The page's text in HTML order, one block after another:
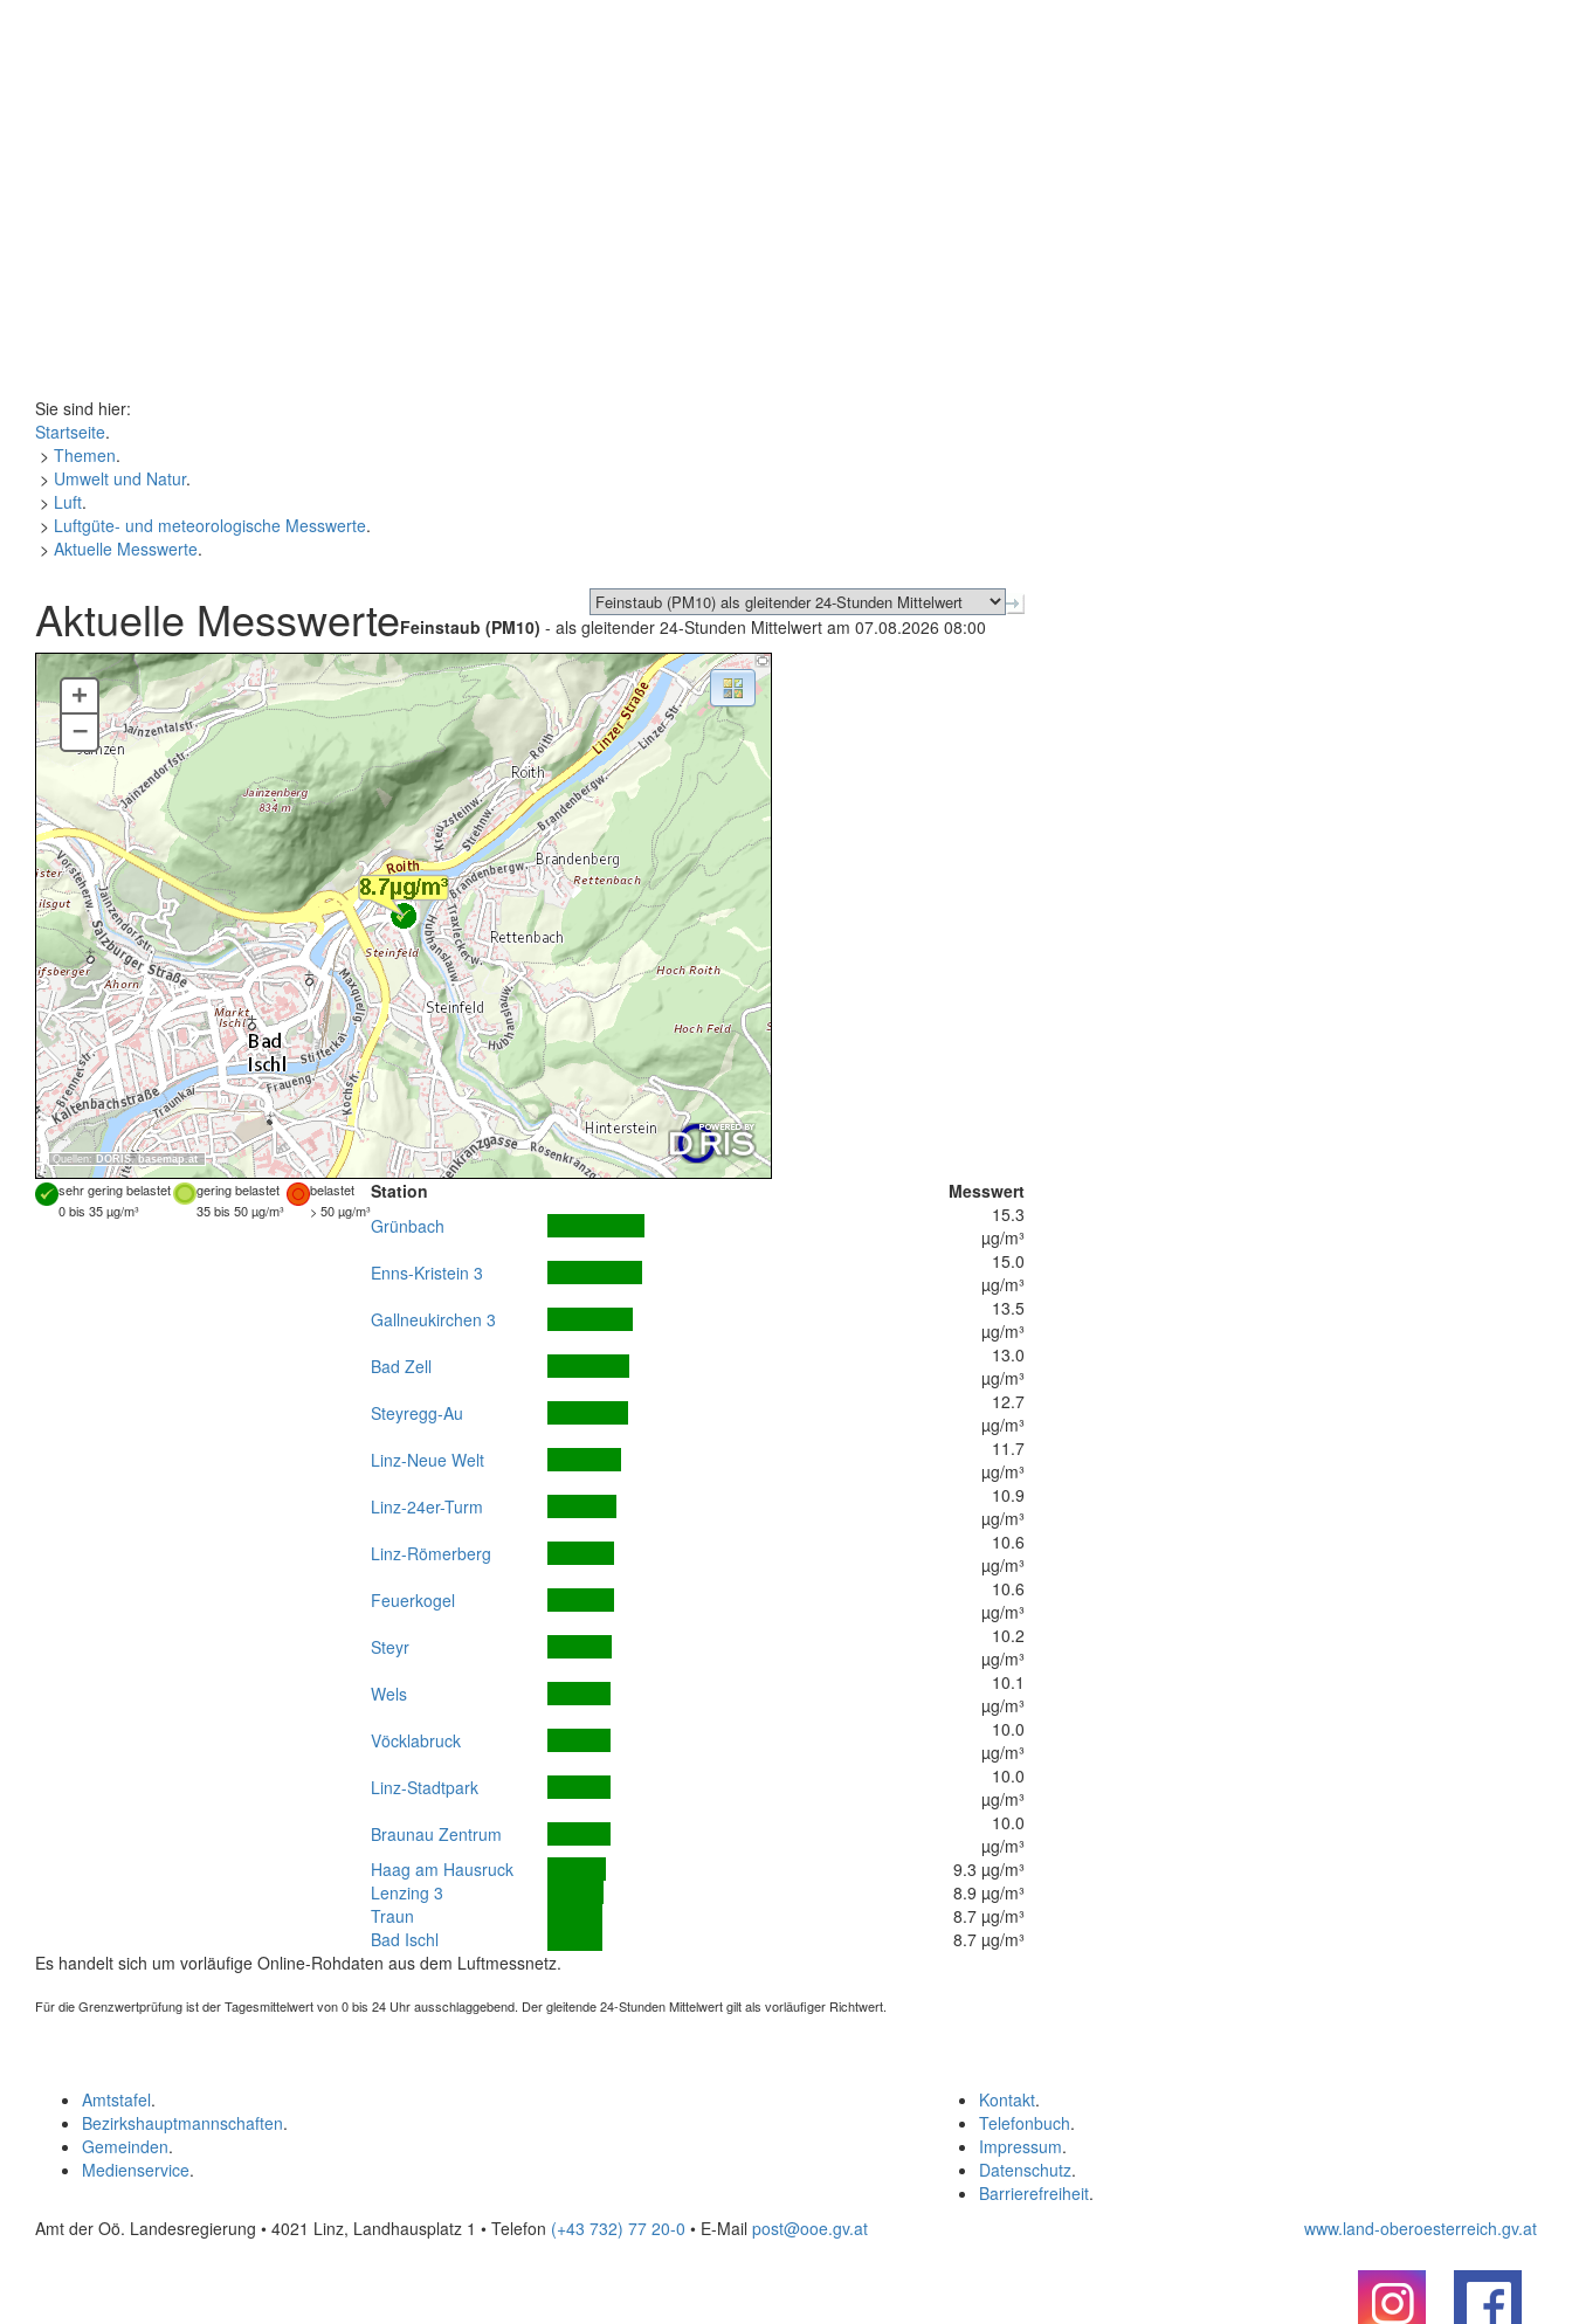
Sie sind hier:
Startseite.
> Themen.
> Umwelt und Natur.
> Luft.
> Luftgüte- und meteorologische Messwerte.
> Aktuelle Messwerte.
Aktuelle MesswerteFeinstaub (PM10) - als gleitender 24-Stunden Mittelwert am 07.08.2026 08:00
Quellen: DORIS, basemap.at
+
–
sehr gering belastet gering belastet
belastet
0 bis 35 µg/m³
35 bis 50 µg/m³ > 50 µg/m³
Station
Messwert
Grünbach
15.3
µg/m³
Enns-Kristein 3
15.0
µg/m³
Gallneukirchen 3
13.5
µg/m³
Bad Zell
13.0
µg/m³
Steyregg-Au
12.7
µg/m³
Linz-Neue Welt
11.7
µg/m³
Linz-24er-Turm
10.9
µg/m³
Linz-Römerberg
10.6
µg/m³
Feuerkogel
10.6
µg/m³
Steyr
10.2
µg/m³
Wels
10.1
µg/m³
Vöcklabruck
10.0
µg/m³
Linz-Stadtpark
10.0
µg/m³
Braunau Zentrum
10.0
µg/m³
Haag am Hausruck
9.3 µg/m³
Lenzing 3
8.9 µg/m³
Traun
8.7 µg/m³
Bad Ischl
8.7 µg/m³
Es handelt sich um vorläufige Online-Rohdaten aus dem Luftmessnetz.
Für die Grenzwertprüfung ist der Tagesmittelwert von 0 bis 24 Uhr ausschlaggebend. Der gleitende 24-Stunden Mittelwert gilt als vorläufiger Richtwert.
Kontakt.
Telefonbuch.
Impressum.
Datenschutz.
Barrierefreiheit.
Amtstafel.
Bezirkshauptmannschaften.
Gemeinden.
Medienservice.
Amt der Oö. Landesregierung • 4021 Linz, Landhausplatz 1 • Telefon (+43 732) 77 20-0 • E-Mail post@ooe.gv.at www.land-oberoesterreich.gv.at